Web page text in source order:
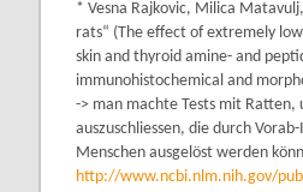
* Vesna Rajkovic, Milica
rats“ (The effect of extremely
skin and thyroid amine- and
immunohistochemical and
-> man machte Tests mit Ratten,
auszuschliessen, die durch
Menschen ausgelöst werden
http://www.ncbi.nlm.nih.gov/